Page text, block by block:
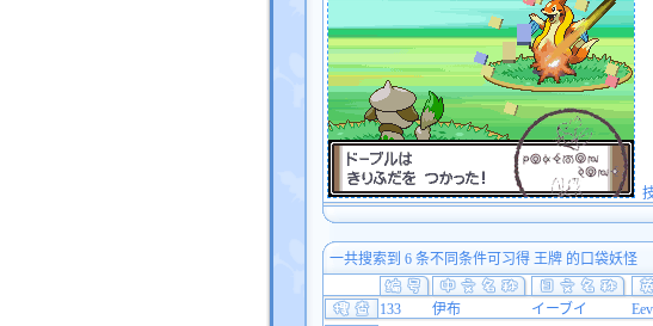
技
一共搜索到 6 条不同条件可习得 王牌 的口袋妖怪
133 伊布 イーブイ